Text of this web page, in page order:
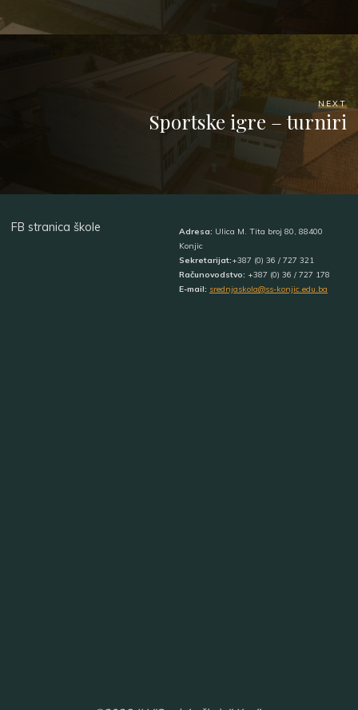
NEXT
Sportske igre – turniri
FB stranica škole Adresa: Ulica M. Tita broj 80, 88400
Konjic
Sekretarijat:+387 (0) 36 / 727 321
Računovodstvo: +387 (0) 36 / 727 178
E-mail: srednjaskola@ss-konjic.edu.ba